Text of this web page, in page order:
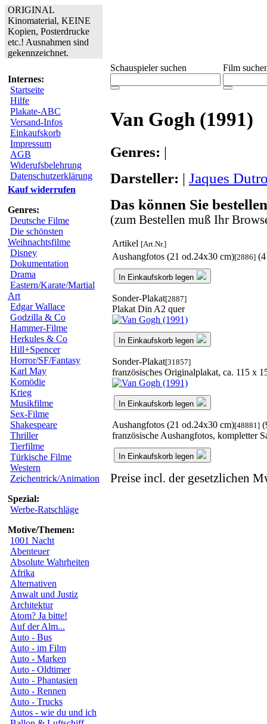
ORIGINAL
Kinomaterial, KEINE
Kopien, Posterdrucke
etc.! Ausnahmen sind
gekennzeichnet.
Internes:
Startseite
Hilfe
Plakate-ABC
Versand-Infos
Einkaufskorb
Impressum
AGB
Widerufsbelehrung
Datenschutzerklärung
Kauf widerrufen
Genres:
Deutsche Filme
Die schönsten
Weihnachtsfilme
Disney
Dokumentation
Drama
Eastern/Karate/Martial
Art
Edgar Wallace
Godzilla & Co
Hammer-Filme
Herkules & Co
Hill+Spencer
Horror/SF/Fantasy
Karl May
Komödie
Krieg
Musikfilme
Sex-Filme
Shakespeare
Thriller
Tierfilme
Türkische Filme
Western
Zeichentrick/Animation
Spezial:
Werbe-Ratschläge
Motive/Themen:
1001 Nacht
Abenteuer
Absolute Wahrheiten
Afrika
Alternativen
Anwalt und Justiz
Architektur
Atom? Ja bitte!
Auf der Alm...
Auto - Bus
Auto - im Film
Auto - Marken
Auto - Oldtimer
Auto - Phantasien
Auto - Rennen
Auto - Trucks
Autos - wie du und ich
Schauspieler suchen Film
Van Gogh (1991)
Genres: |
Darsteller: | Jaques
Das können Sie
(zum Bestellen muß Ihr
Artikel [Art.Nr.]
Aushangfotos (21 od.24x30 cm)[2886]
In Einkaufskorb legen
Sonder-Plakat[2887]
Plakat Din A2 quer
In Einkaufskorb legen
Sonder-Plakat[31857]
französisches Originalplakat, ca. 115 x
In Einkaufskorb legen
Aushangfotos (21 od.24x30 cm)[48881]
französische Aushangfotos, kompletter
In Einkaufskorb legen
Preise incl. der gesetzlichen